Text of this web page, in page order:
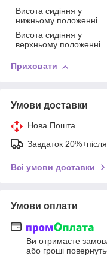
Висота сидіння у
нижньому положенні
Висота сидіння у
верхньому положенні
Приховати
Умови доставки
Нова Пошта
Завдаток
Всі умови доставки
Умови оплати
Ви отримаєте
або гроші